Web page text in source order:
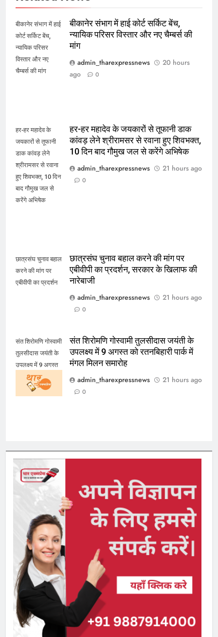
बीकानेर संभाग में हाई
कोर्ट सर्किट बेंच,
न्यायिक परिसर
विस्तार और नए
चैम्बर्स की मांग
बीकानेर संभाग में हाई कोर्ट सर्किट बेंच,
न्यायिक परिसर विस्तार और नए चैम्बर्स की
मांग
admin_tharexpressnews
20 hours
ago
0
हर-हर महादेव के
जयकारों से तूफानी
डाक कांवड़ लेने
श्रीरामसर से रवाना
हुए शिवभक्त, 10 दिन
बाद गौमुख जल से
करेंगे अभिषेक
हर-हर महादेव के जयकारों से तूफानी डाक
कांवड़ लेने श्रीरामसर से रवाना हुए शिवभक्त,
10 दिन बाद गौमुख जल से करेंगे अभिषेक
admin_tharexpressnews
21 hours ago
0
छात्रसंघ चुनाव बहाल
करने की मांग पर
एबीवीपी का प्रदर्शन
छात्रसंघ चुनाव बहाल करने की मांग पर
एबीवीपी का प्रदर्शन, सरकार के खिलाफ की
नारेबाजी
admin_tharexpressnews
21 hours ago
0
संत शिरोमणि गोस्वामी
तुलसीदास जयंती के
उपलक्ष्य में 9 अगस्त
को रतनबिहारी पार्क में
मंगल मिलन समारोह
संत शिरोमणि गोस्वामी तुलसीदास जयंती के
उपलक्ष्य में 9 अगस्त को रतनबिहारी पार्क में
मंगल मिलन समारोह
admin_tharexpressnews
21 hours ago
0